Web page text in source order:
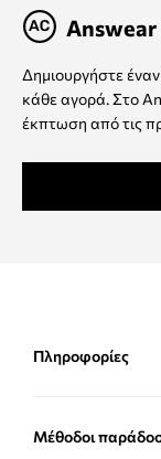
Answear
Δημιουργήστε
κάθε αγορά. Στο
έκπτωση από τις
Πληροφορίες
Μέθοδοι